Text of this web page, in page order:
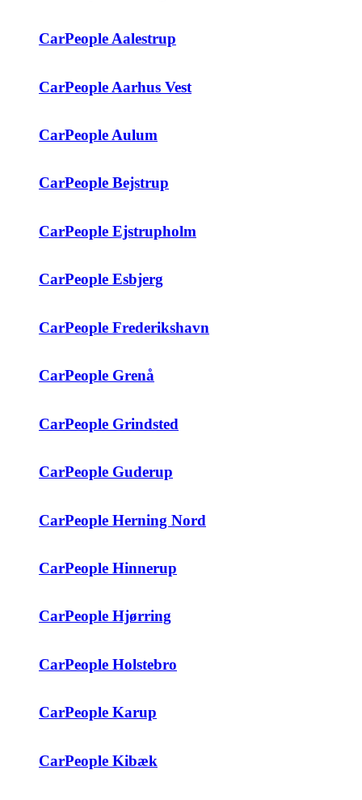
CarPeople Aalestrup
CarPeople Aarhus Vest
CarPeople Aulum
CarPeople Bejstrup
CarPeople Ejstrupholm
CarPeople Esbjerg
CarPeople Frederikshavn
CarPeople Grenå
CarPeople Grindsted
CarPeople Guderup
CarPeople Herning Nord
CarPeople Hinnerup
CarPeople Hjørring
CarPeople Holstebro
CarPeople Karup
CarPeople Kibæk